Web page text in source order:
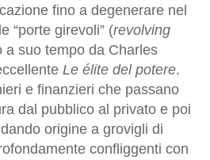
fino a degenerare nel
“porte girevoli” (revolving
a suo tempo da Charles
Le élite del potere.
e finanzieri che passano
dal pubblico al privato e poi
origine a grovigli di
confliggenti con